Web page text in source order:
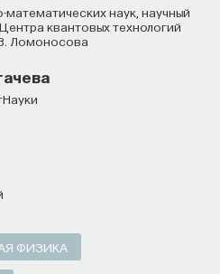
квантовых технологий
Ломоносова
ФИЗИКА